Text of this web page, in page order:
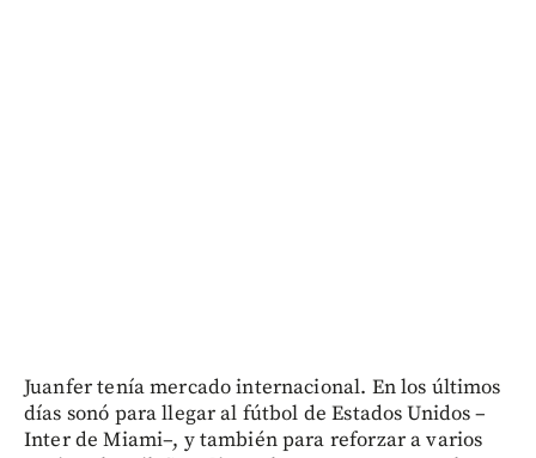
Juanfer tenía mercado internacional. En los últimos
días sonó para llegar al fútbol de Estados Unidos –
Inter de Miami–, y también para reforzar a varios